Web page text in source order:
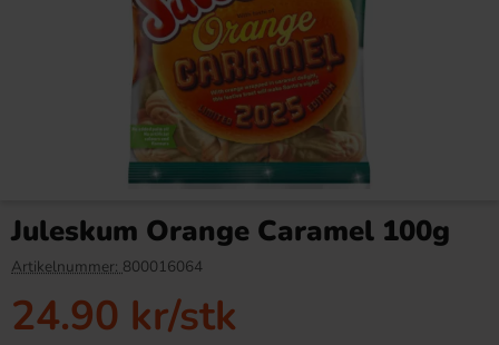
Köp
Juleskum Orange Caramel 100g
Artikelnummer: 800016064
24.90 kr/stk